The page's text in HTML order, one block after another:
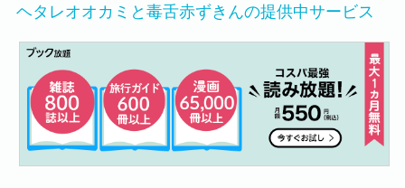
ヘタレオオカミと毒舌赤ずきんの提供中サービス